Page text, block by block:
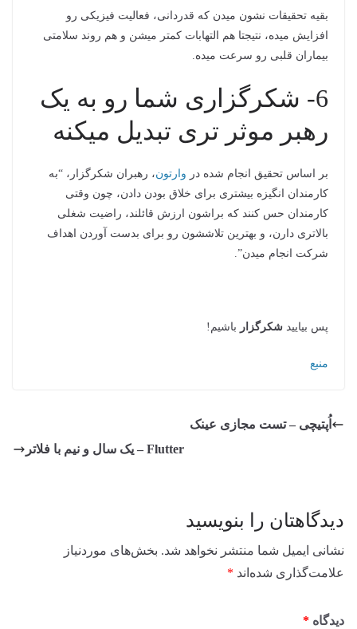
بقیه تحقیقات نشون میدن که قدردانی، فعالیت فیزیکی رو
افزایش میده، نتیجتا هم التهابات کمتر میشن و هم روند سلامتی
بیماران قلبی رو سرعت میده.
6- شکرگزاری شما رو به یک
رهبر موثر تری تبدیل میکنه
بر اساس تحقیق انجام شده در وارتون، رهبران شکرگزار، “به
کارمندان انگیزه بیشتری برای خلاق بودن دادن، چون وقتی
کارمندان حس کنند که براشون ارزش قائلند، راضیت شغلی
بالاتری دارن، و بهترین تلاششون رو برای بدست آوردن اهداف
شرکت انجام میدن”.
پس بیایید شکرگزار باشیم!
منبع
اُپتیچی – تست مجازی عینک
Flutter – یک سال و نیم با فلاتر
دیدگاهتان را بنویسید
نشانی ایمیل شما منتشر نخواهد شد. بخش‌های موردنیاز
علامت‌گذاری شده‌اند *
دیدگاه *